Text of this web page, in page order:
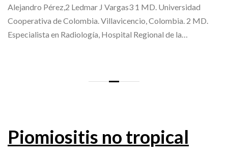
Alejandro Pérez,2 Ledmar J Vargas3 1 MD. Universidad
Cooperativa de Colombia. Villavicencio, Colombia. 2 MD.
Especialista en Radiología, Hospital Regional de la…
Piomiositis no tropical